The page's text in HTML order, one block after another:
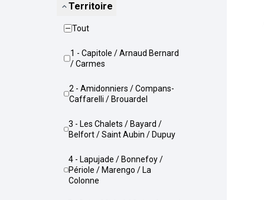
Territoire
Tout
1 - Capitole / Arnaud Bernard
/ Carmes
2 - Amidonniers / Compans-
Caffarelli / Brouardel
3 - Les Chalets / Bayard /
Belfort / Saint Aubin / Dupuy
4 - Lapujade / Bonnefoy /
Périole / Marengo / La
Colonne